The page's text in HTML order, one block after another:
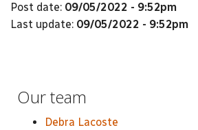
Post date: 09/05/2022 - 9:52pm
Last update: 09/05/2022 - 9:52pm
Our team
Debra Lacoste